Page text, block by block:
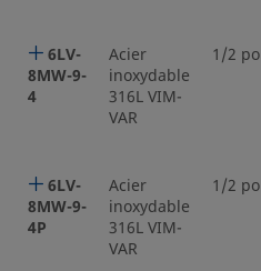
6LV-
8MW-9-
4
Acier
inoxydable
316L VIM-
VAR
1/2 po
6LV-
8MW-9-
4P
Acier
inoxydable
316L VIM-
VAR
1/2 po